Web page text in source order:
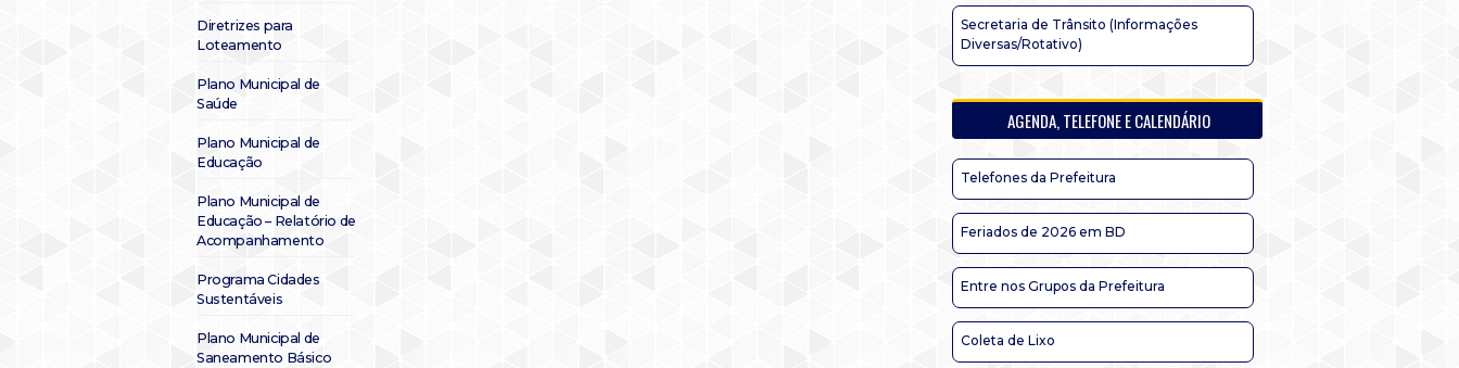
Diretrizes para
Loteamento
Plano Municipal de
Saúde
Plano Municipal de
Educação
Plano Municipal de
Educação – Relatório de
Acompanhamento
Programa Cidades
Sustentáveis
Plano Municipal de
Saneamento Básico
Secretaria de Trânsito (Informações
Diversas/Rotativo)
AGENDA, TELEFONE E CALENDÁRIO
Telefones da Prefeitura
Feriados de 2026 em BD
Entre nos Grupos da Prefeitura
Coleta de Lixo